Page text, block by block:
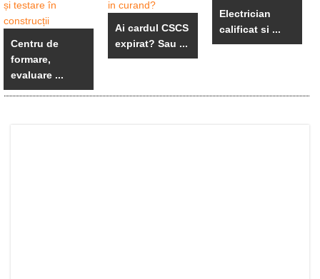
Centru de
formare,
evaluare ...
Ai cardul CSCS
expirat? Sau ...
Electrician
calificat si ...